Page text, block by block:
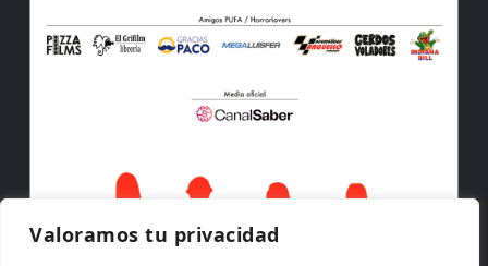
Valoramos tu privacidad